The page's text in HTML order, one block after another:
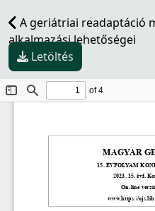
A geriátriai readaptáció
alkalmazási lehetőségei
Letöltés